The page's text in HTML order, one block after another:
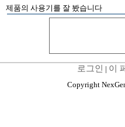
제품의 사용기를 잘 봤습니다
로그인 | 이
Copyright